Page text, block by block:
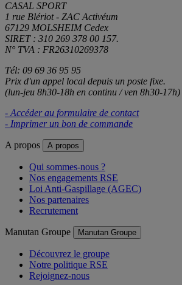
CASAL SPORT
1 rue Blériot - ZAC Activéum
67129 MOLSHEIM Cedex
SIRET : 310 269 378 00 157.
N° TVA : FR26310269378
Tél: 09 69 36 95 95
Prix d'un appel local depuis un poste fixe.
(lun-jeu 8h30-18h en continu / ven 8h30-17h)
- Accéder au formulaire de contact
- Imprimer un bon de commande
A propos A propos
Qui sommes-nous ?
Nos engagements RSE
Loi Anti-Gaspillage (AGEC)
Nos partenaires
Recrutement
Manutan Groupe Manutan Groupe
Découvrez le groupe
Notre politique RSE
Rejoignez-nous